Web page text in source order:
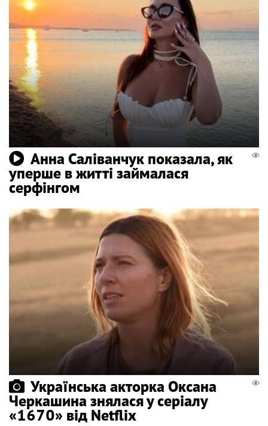
Анна Саліванчук показала, як
уперше в житті займалася
серфінгом
Українська акторка Оксана
Черкашина знялася у серіалу
«1670» від Netflix